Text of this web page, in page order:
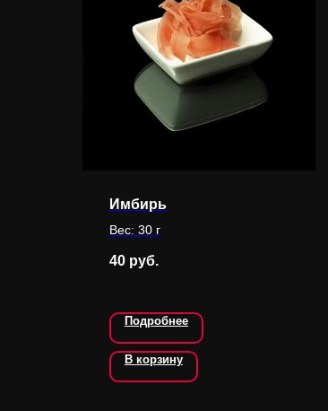
Имбирь
Вес: 30 г
40 руб.
Подробнее
В корзину